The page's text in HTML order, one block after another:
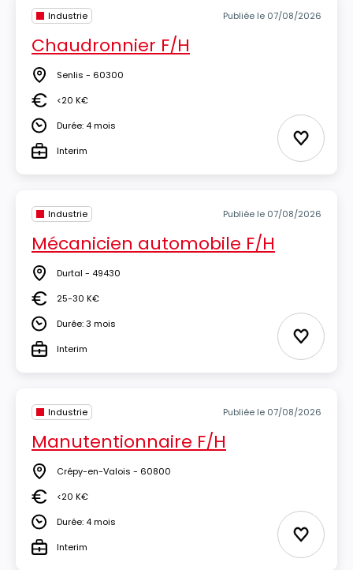
Industrie Publiée le 07/08/2026
Chaudronnier F/H
Lieu Senlis - 60300
Salaire<20 K€
DuréeDurée: 4 mois
TypeInterim Ajouter
Industrie Publiée le 07/08/2026
Mécanicien automobile F/H
Lieu Durtal - 49430
Salaire25-30 K€
DuréeDurée: 3 mois
TypeInterim Ajouter
Industrie Publiée le 07/08/2026
Manutentionnaire F/H
Lieu Crépy-en-Valois - 60800
Salaire<20 K€
DuréeDurée: 4 mois
TypeInterim Ajouter